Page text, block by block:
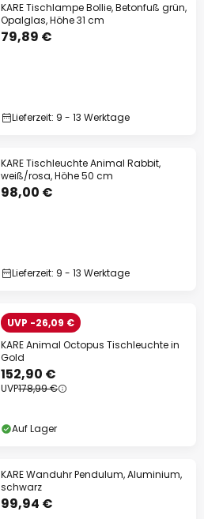
KARE Tischlampe Bollie, Betonfuß grün,
Opalglas, Höhe 31 cm
79,89 €
Lieferzeit: 9 - 13 Werktage
KARE Tischleuchte Animal Rabbit,
weiß/rosa, Höhe 50 cm
98,00 €
Lieferzeit: 9 - 13 Werktage
UVP -26,09 €
KARE Animal Octopus Tischleuchte in
Gold
152,90 €
UVP178,99 €
Auf Lager
KARE Wanduhr Pendulum, Aluminium,
schwarz
99,94 €